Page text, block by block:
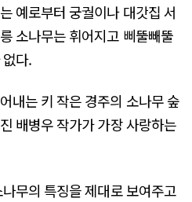
예로부터 궁궐이나 대갓집 서
소나무는 휘어지고 삐뚤빼뚤
다.
내는 키 작은 경주의 소나무 숲
배병우 작가가 가장 사랑하는
무의 특징을 제대로 보여주고